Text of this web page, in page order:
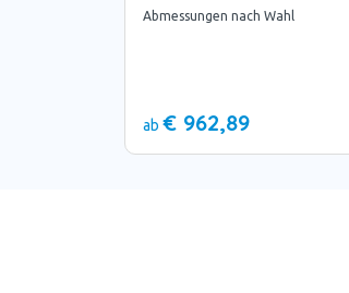
Abmessungen nach Wahl
ab € 962,89